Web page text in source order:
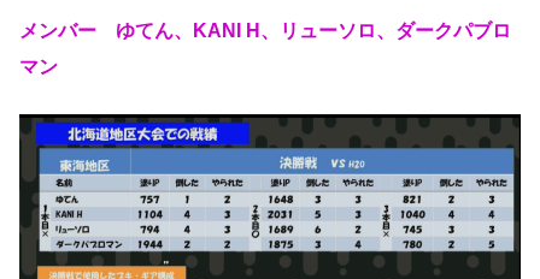
メンバー ゆてん、KANI H、リューソロ、ダークパブロ
マン